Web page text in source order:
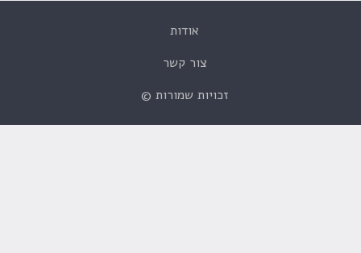
אודות
צור קשר
זכויות שמורות ©